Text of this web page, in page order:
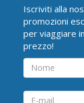
Iscriviti alla
promozioni
per viaggiare
prezzo!